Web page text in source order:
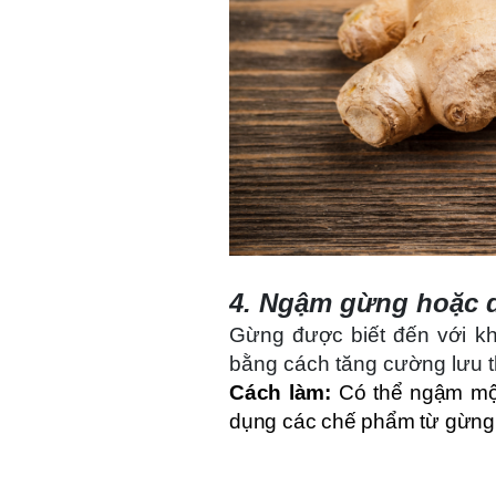
4. Ngậm gừng hoặc
Gừng được biết đến với
bằng cách tăng cường lưu
Cách làm: Có thể ngậm
dụng các chế phẩm từ